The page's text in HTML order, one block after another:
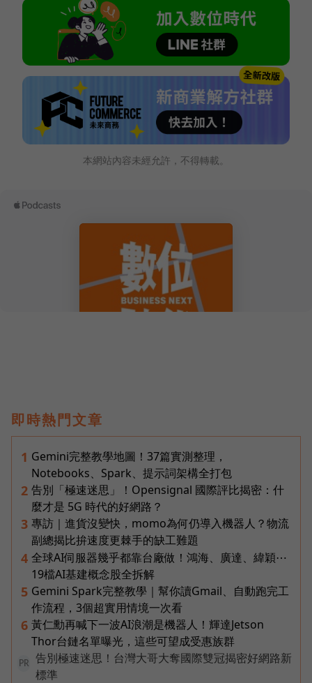
本網站內容未經允許，不得轉載。
即時熱門文章
1 Gemini完整教學地圖！37篇實測整理，
Notebooks、Spark、提示詞架構全打包
2 告別「極速迷思」！Opensignal 國際評比揭密：什
麼才是 5G 時代的好網路？
3 專訪｜進貨沒變快，momo為何仍導入機器人？物流
副總揭比拚速度更棘手的缺工難題
4 全球AI伺服器幾乎都靠台廠做！鴻海、廣達、緯穎⋯
19檔AI基建概念股全拆解
5 Gemini Spark完整教學｜幫你讀Gmail、自動跑完工
作流程，3個超實用情境一次看
6 黃仁勳再喊下一波AI浪潮是機器人！輝達Jetson
Thor台鏈名單曝光，這些可望成受惠族群
PR
告別極速迷思！台灣大哥大奪國際雙冠揭密好網路新
標準